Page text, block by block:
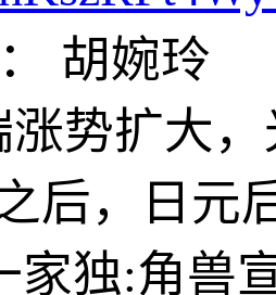
胡婉玲
势扩大
后，日元
家独:角兽